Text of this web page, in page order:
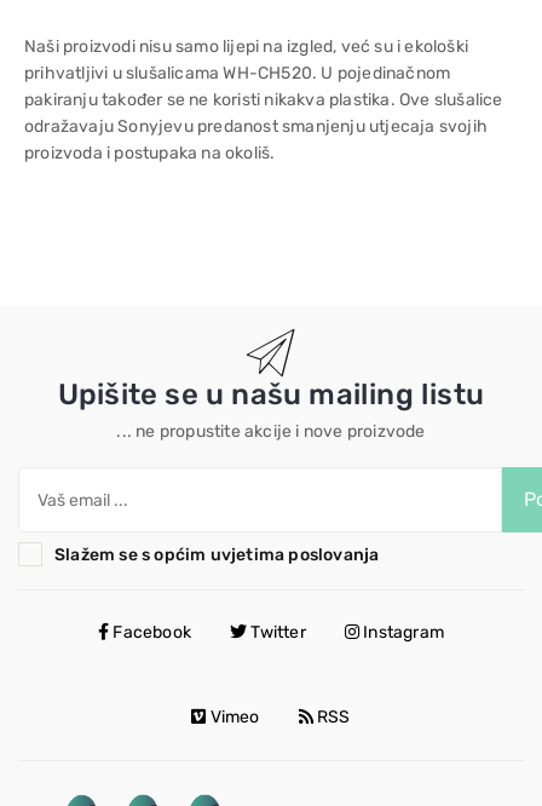
Naši proizvodi nisu samo lijepi na izgled, već su i ekološki
prihvatljivi u slušalicama WH-CH520. U pojedinačnom
pakiranju također se ne koristi nikakva plastika. Ove slušalice
odražavaju Sonyjevu predanost smanjenju utjecaja svojih
proizvoda i postupaka na okoliš.
Upišite se u našu mailing listu
... ne propustite akcije i nove proizvode
Slažem se s općim uvjetima poslovanja
Facebook Twitter Instagram
Vimeo RSS